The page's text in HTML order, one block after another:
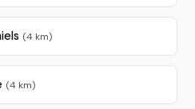
(4 km)
(4 km)